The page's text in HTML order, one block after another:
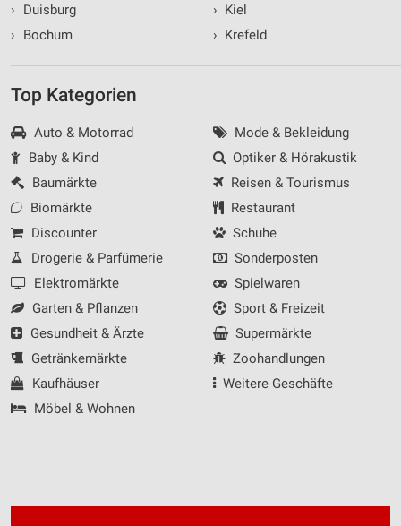
›
Duisburg
›
Bochum
› Kiel
› Krefeld
Top Kategorien
Auto & Motorrad
Baby & Kind
Baumärkte
Biomärkte
Discounter
Drogerie & Parfümerie
Elektromärkte
Garten & Pflanzen
Gesundheit & Ärzte
Getränkemärkte
Kaufhäuser
Möbel & Wohnen
Mode & Bekleidung
Optiker & Hörakustik
Reisen & Tourismus
Restaurant
Schuhe
Sonderposten
Spielwaren
Sport & Freizeit
Supermärkte
Zoohandlungen
Weitere Geschäfte